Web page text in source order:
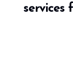
services